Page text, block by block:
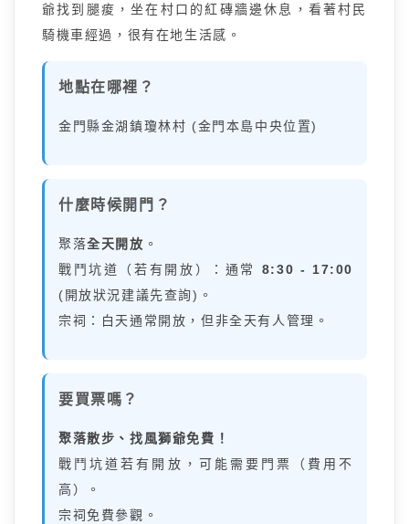
爺找到腿痠，坐在村口的紅磚牆邊休息，看著村民
騎機車經過，很有在地生活感。
地點在哪裡？
金門縣金湖鎮瓊林村 (金門本島中央位置)
什麼時候開門？
聚落全天開放 。
戰鬥坑道（若有開放）：通常 8:30 - 17:00
(開放狀況建議先查詢)。
宗祠：白天通常開放，但非全天有人管理。
要買票嗎？
聚落散步、找風獅爺免費！
戰鬥坑道若有開放，可能需要門票（費用不
高）。
宗祠免費參觀。